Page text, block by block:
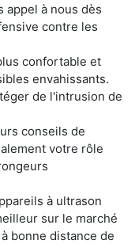
appel à nous dès
contre les
confortable et
envahissants.
de l'intrusion de
conseils de
votre rôle
à ultrason
sur le marché
bonne distance de